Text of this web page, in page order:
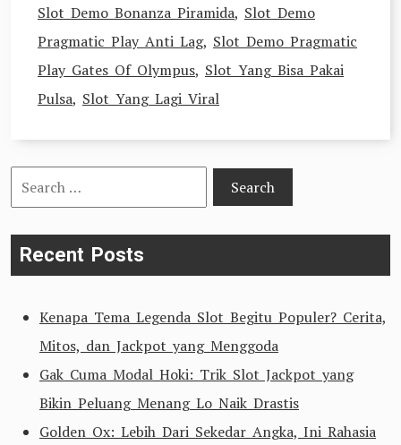
Slot Demo Bonanza Piramida, Slot Demo
Pragmatic Play Anti Lag, Slot Demo Pragmatic
Play Gates Of Olympus, Slot Yang Bisa Pakai
Pulsa, Slot Yang Lagi Viral
Search
for:
Recent Posts
Kenapa Tema Legenda Slot Begitu Populer? Cerita,
Mitos, dan Jackpot yang Menggoda
Gak Cuma Modal Hoki: Trik Slot Jackpot yang
Bikin Peluang Menang Lo Naik Drastis
Golden Ox: Lebih Dari Sekedar Angka, Ini Rahasia